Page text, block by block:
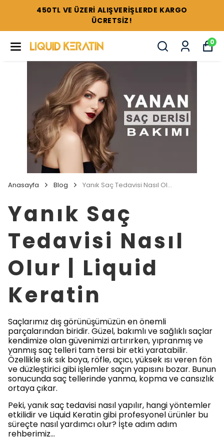
TÜM SETLERDE %44'E VARAN İNDİRİMLER !
0
Anasayfa Blog Yanık Saç Tedavisi Nasıl Olur | Liquid Keratin
Yanık Saç
Tedavisi Nasıl
Olur | Liquid
Keratin
Saçlarımız dış görünüşümüzün en önemli
parçalarından biridir. Güzel, bakımlı ve sağlıklı saçlar
kendimize olan güvenimizi artırırken, yıpranmış ve
yanmış saç telleri tam tersi bir etki yaratabilir.
Özellikle sık sık boya, röfle, açıcı, yüksek ısı veren fön
ve düzleştirici gibi işlemler saçın yapısını bozar. Bunun
sonucunda saç tellerinde yanma, kopma ve cansızlık
ortaya çıkar.
Peki, yanık saç tedavisi nasıl yapılır, hangi yöntemler
etkilidir ve Liquid Keratin gibi profesyonel ürünler bu
süreçte nasıl yardımcı olur? İşte adım adım
rehberimiz…